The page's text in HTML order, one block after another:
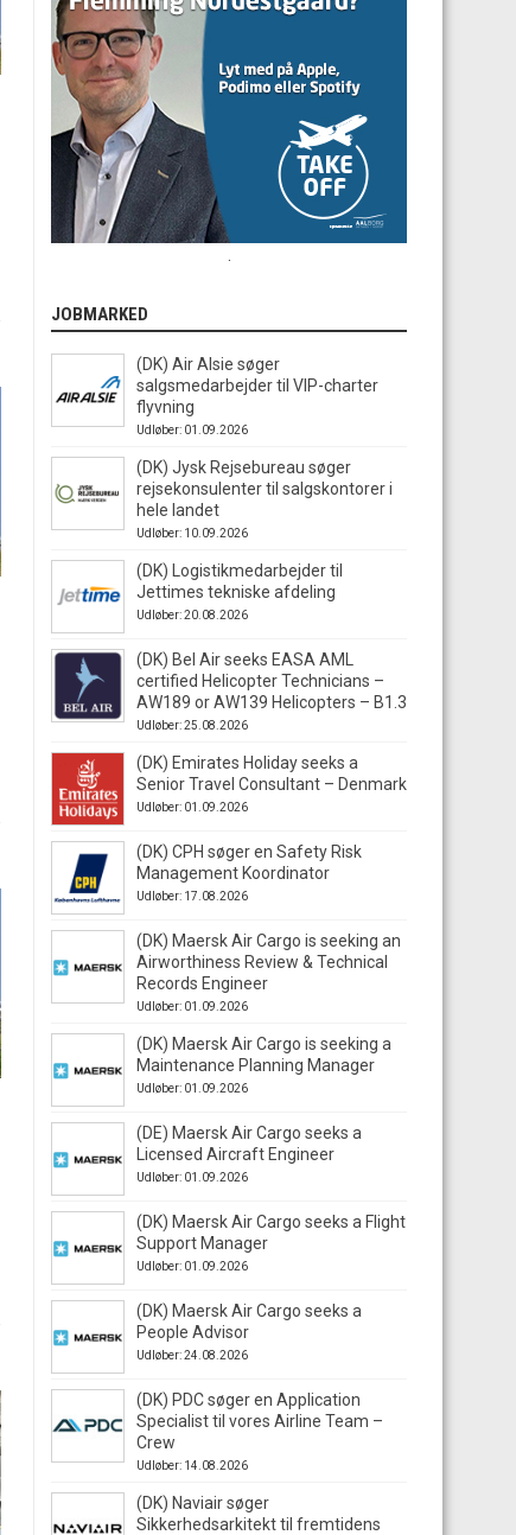
JOBMARKED
(DK) Air Alsie søger
salgsmedarbejder til VIP-charter
flyvning
Udløber: 01.09.2026
(DK) Jysk Rejsebureau søger
rejsekonsulenter til salgskontorer i
hele landet
Udløber: 10.09.2026
(DK) Logistikmedarbejder til
Jettimes tekniske afdeling
Udløber: 20.08.2026
(DK) Bel Air seeks EASA AML
certified Helicopter Technicians –
AW189 or AW139 Helicopters – B1.3
Udløber: 25.08.2026
(DK) Emirates Holiday seeks a
Senior Travel Consultant – Denmark
Udløber: 01.09.2026
(DK) CPH søger en Safety Risk
Management Koordinator
Udløber: 17.08.2026
(DK) Maersk Air Cargo is seeking an
Airworthiness Review & Technical
Records Engineer
Udløber: 01.09.2026
(DK) Maersk Air Cargo is seeking a
Maintenance Planning Manager
Udløber: 01.09.2026
(DE) Maersk Air Cargo seeks a
Licensed Aircraft Engineer
Udløber: 01.09.2026
(DK) Maersk Air Cargo seeks a Flight
Support Manager
Udløber: 01.09.2026
(DK) Maersk Air Cargo seeks a
People Advisor
Udløber: 24.08.2026
(DK) PDC søger en Application
Specialist til vores Airline Team –
Crew
Udløber: 14.08.2026
(DK) Naviair søger
Sikkerhedsarkitekt til fremtidens